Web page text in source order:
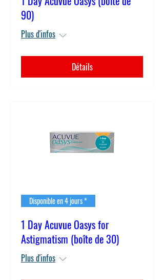
90)
Plus d'infos
Détails
Disponible en 4 jours *
1 Day Acuvue Oasys for
Astigmatism (boîte de 30)
Plus d'infos